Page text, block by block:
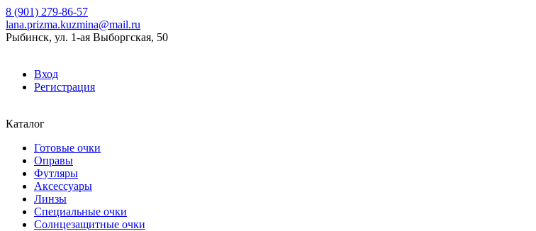
8 (901) 279-86-57
lana.prizma.kuzmina@mail.ru
Рыбинск, ул. 1-ая Выборгская, 50
Вход
Регистрация
Каталог
Готовые очки
Оправы
Футляры
Аксессуары
Линзы
Специальные очки
Солнцезащитные очки